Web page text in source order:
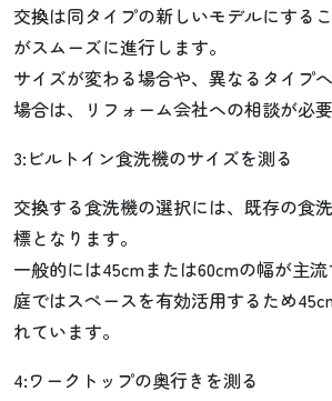
交換は同タイプの新しいモデルにする
がスムーズに進行します。
サイズが変わる場合や、異なるタイプ
場合は、リフォーム会社への相談が必要
3:ビルトイン食洗機のサイズを測る
交換する食洗機の選択には、既存の食
標となります。
一般的には45cmまたは60cmの幅が主
庭ではスペースを有効活用するため
れています。
4:ワークトップの奥行きを測る